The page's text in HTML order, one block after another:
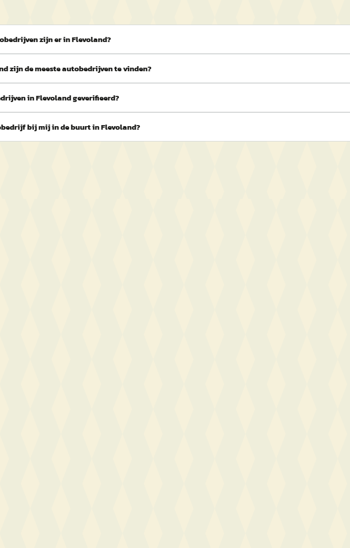
zijn er in Flevoland?
zijn de meeste autobedrijven te vinden?
in Flevoland geverifieerd?
bij mij in de buurt in Flevoland?